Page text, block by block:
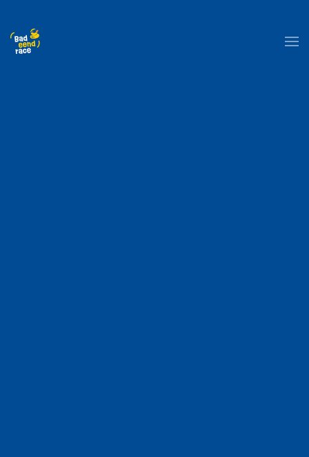
Skip to main content